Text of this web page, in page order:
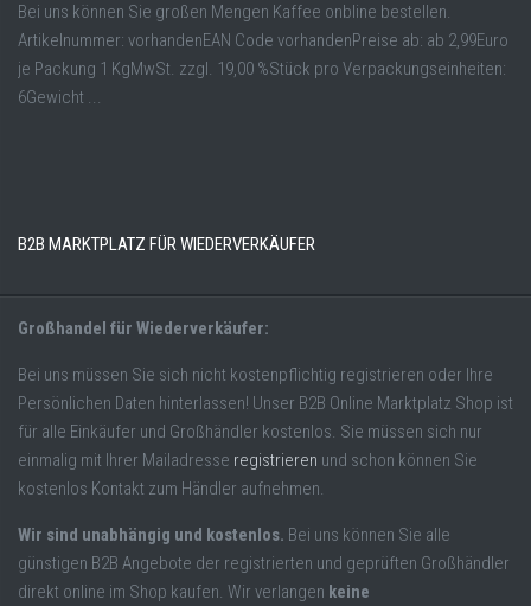
Bei uns können Sie großen Mengen Kaffee onbline bestellen.
Artikelnummer: vorhandenEAN Code vorhandenPreise ab: ab 2,99Euro
je Packung 1 KgMwSt. zzgl. 19,00 %Stück pro Verpackungseinheiten:
6Gewicht ...
B2B MARKTPLATZ FÜR WIEDERVERKÄUFER
Großhandel für Wiederverkäufer:
Bei uns müssen Sie sich nicht kostenpflichtig registrieren oder Ihre
Persönlichen Daten hinterlassen! Unser B2B Online Marktplatz Shop ist
für alle Einkäufer und Großhändler kostenlos. Sie müssen sich nur
einmalig mit Ihrer Mailadresse registrieren und schon können Sie
kostenlos Kontakt zum Händler aufnehmen.
Wir sind unabhängig und kostenlos. Bei uns können Sie alle
günstigen B2B Angebote der registrierten und geprüften Großhändler
direkt online im Shop kaufen. Wir verlangen keine